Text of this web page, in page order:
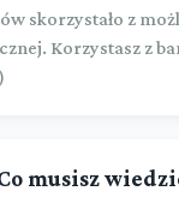
skorzystało z
Korzystasz z
musisz